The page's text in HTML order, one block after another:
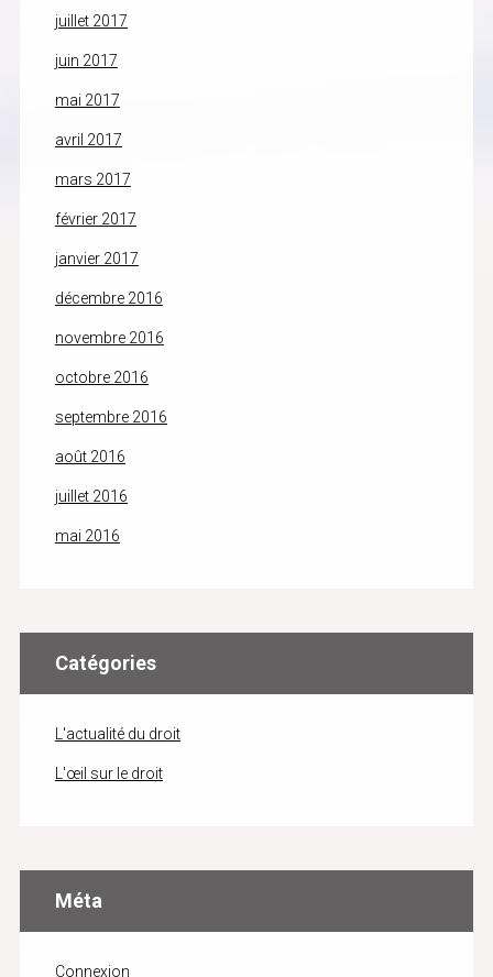
juillet 2017
juin 2017
mai 2017
avril 2017
mars 2017
février 2017
janvier 2017
décembre 2016
novembre 2016
octobre 2016
septembre 2016
août 2016
juillet 2016
mai 2016
Catégories
L'actualité du droit
L'œil sur le droit
Méta
Connexion